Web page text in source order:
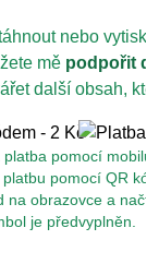
nebo
mě podpořit
další obsah,
pomocí
pomocí QR
na obrazovce a
je předvyplněn.